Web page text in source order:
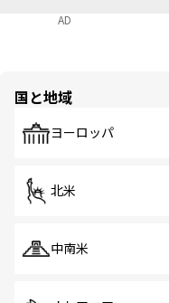
AD
国と地域
ヨーロッパ
北米
中南米